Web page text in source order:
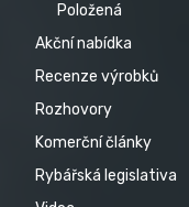
Položená
Akční nabídka
Recenze výrobků
Rozhovory
Komerční články
Rybářská legislativa